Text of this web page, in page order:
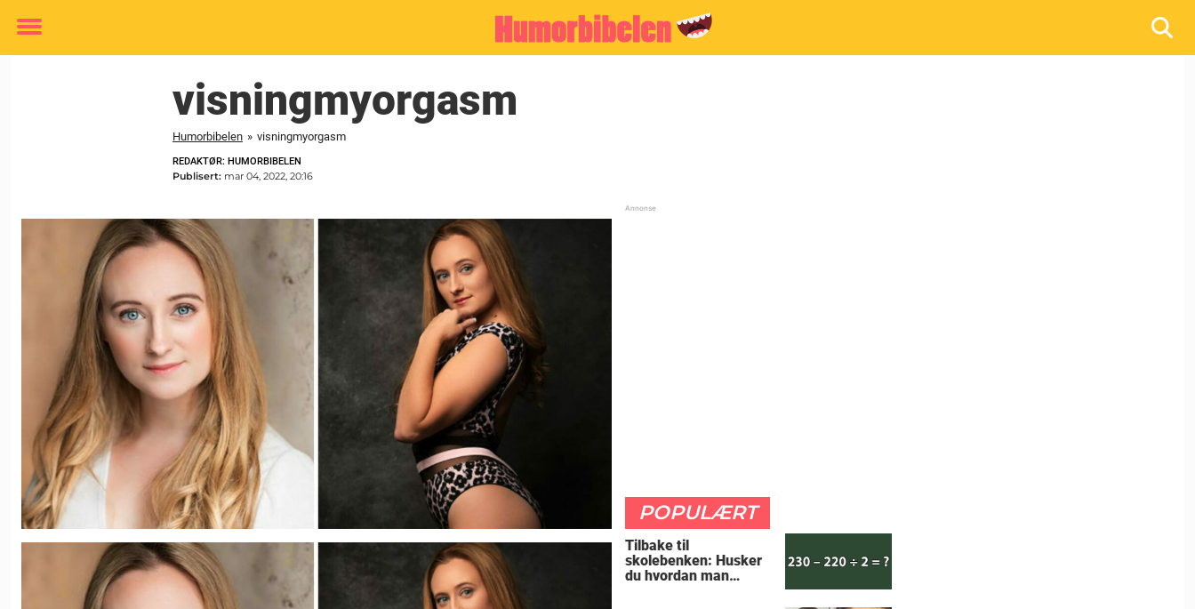
Toggle
visningmyorgasm
Humorbibelen » visningmyorgasm
REDAKTØR: HUMORBIBELEN
Publisert: mar 04, 2022, 20:16
POPULÆRT
Tilbake til
skolebenken: Husker
du hvordan man